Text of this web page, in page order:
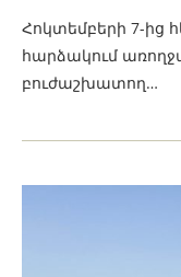
Հոկտեմբերի 7-ից
հարձակում
բուժաշխատող…